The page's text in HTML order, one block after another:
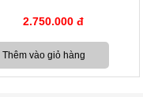
2.750.000 đ